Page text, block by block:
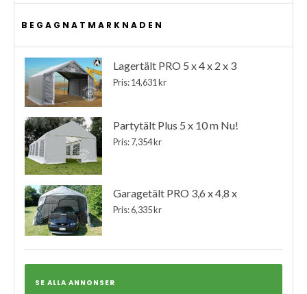
BEGAGNATMARKNADEN
Lagertält PRO 5 x 4 x 2 x 3
Pris: 14,631 kr
Partytält Plus 5 x 10 m Nu!
Pris: 7,354 kr
Garagetält PRO 3,6 x 4,8 x
Pris: 6,335 kr
SE ALLA ANNONSER